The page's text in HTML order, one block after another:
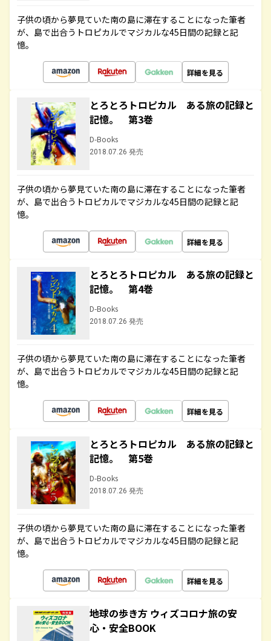
子供の頃から夢見ていた南の島に滞在することになった筆者
が、島で出合うトロピカルでマジカルな45日間の記録と記
憶。
詳細を見る
とろとろトロピカル ある旅の記録と
記憶。 第3巻
D-Books
2018.07.26 発売
子供の頃から夢見ていた南の島に滞在することになった筆者
が、島で出合うトロピカルでマジカルな45日間の記録と記
憶。
詳細を見る
とろとろトロピカル ある旅の記録と
記憶。 第4巻
D-Books
2018.07.26 発売
子供の頃から夢見ていた南の島に滞在することになった筆者
が、島で出合うトロピカルでマジカルな45日間の記録と記
憶。
詳細を見る
とろとろトロピカル ある旅の記録と
記憶。 第5巻
D-Books
2018.07.26 発売
子供の頃から夢見ていた南の島に滞在することになった筆者
が、島で出合うトロピカルでマジカルな45日間の記録と記
憶。
詳細を見る
地球の歩き方 ウィズコロナ旅の安
心・安全BOOK